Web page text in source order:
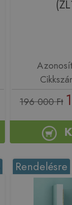
196 000 Ft
Rendelésre